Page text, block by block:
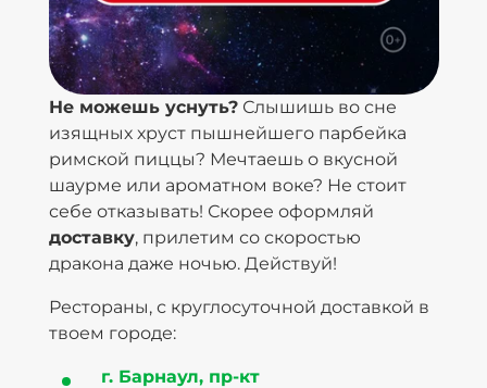
Не можешь уснуть?Слышишь во сне
изящных хруст пышнейшего парбейка
римской пиццы? Мечтаешь о вкусной
шаурме или ароматном воке? Не стоит
себе отказывать! Скорее оформляй
доставку, прилетим со скоростью
дракона даже ночью. Действуй!
Рестораны, с круглосуточной доставкой в
твоем городе:
г. Барнаул, пр-кт